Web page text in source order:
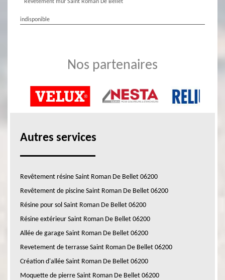
Revêtement mur Saint Roman De Bellet
indisponible
Nos partenaires
Autres services
Revêtement résine Saint Roman De Bellet 06200
Revêtement de piscine Saint Roman De Bellet 06200
Résine pour sol Saint Roman De Bellet 06200
Résine extérieur Saint Roman De Bellet 06200
Allée de garage Saint Roman De Bellet 06200
Revetement de terrasse Saint Roman De Bellet 06200
Création d'allée Saint Roman De Bellet 06200
Moquette de pierre Saint Roman De Bellet 06200